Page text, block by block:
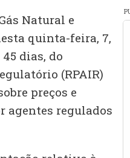
Natural e
quinta-feira, 7,
dias, do
(RPAIR)
preços e
agentes regulados